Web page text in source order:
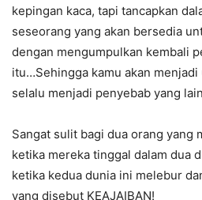
kepingan kaca, tapi tancapkan
seseorang yang akan bersedia
dengan mengumpulkan kembali
itu…Sehingga kamu akan
selalu menjadi penyebab yang
Sangat sulit bagi dua orang yang
ketika mereka tinggal dalam dua
ketika kedua dunia ini melebur
yang disebut KEAJAIBAN!